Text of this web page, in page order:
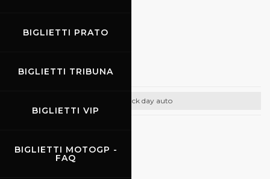
BIGLIETTI PRATO
BIGLIETTI TRIBUNA
BIGLIETTI VIP
BIGLIETTI MOTOGP -
FAQ
Promo Auto
Track day auto
Email:info@promoracing.it